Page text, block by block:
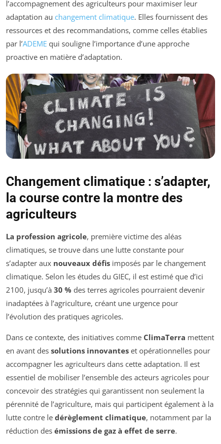
l’accompagnement des agriculteurs pour maximiser leur
adaptation au changement climatique. Elles fournissent des
ressources et des recommandations, comme celles établies
par l’ADEME qui souligne l’importance d’une approche
proactive en matière d’adaptation.
Changement climatique : s’adapter,
la course contre la montre des
agriculteurs
La profession agricole, première victime des aléas
climatiques, se trouve dans une lutte constante pour
s’adapter aux nouveaux défis imposés par le changement
climatique. Selon les études du GIEC, il est estimé que d’ici
2100, jusqu’à 30 % des terres agricoles pourraient devenir
inadaptées à l’agriculture, créant une urgence pour
l’évolution des pratiques agricoles.
Dans ce contexte, des initiatives comme ClimaTerra mettent
en avant des solutions innovantes et opérationnelles pour
accompagner les agriculteurs dans cette adaptation. Il est
essentiel de mobiliser l’ensemble des acteurs agricoles pour
concevoir des stratégies qui garantissent non seulement la
pérennité de l’agriculture, mais qui participent également à la
lutte contre le dérèglement climatique, notamment par la
réduction des émissions de gaz à effet de serre.